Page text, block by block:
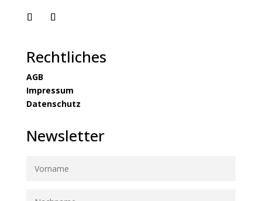
Rechtliches
AGB
Impressum
Datenschutz
Newsletter